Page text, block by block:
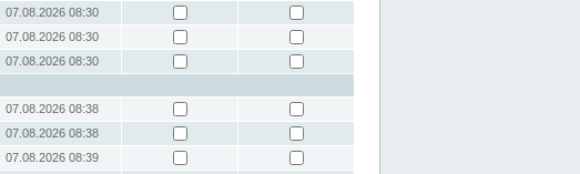
07.08.2026 08:30
07.08.2026 08:30
07.08.2026 08:30
07.08.2026 08:38
07.08.2026 08:38
07.08.2026 08:39